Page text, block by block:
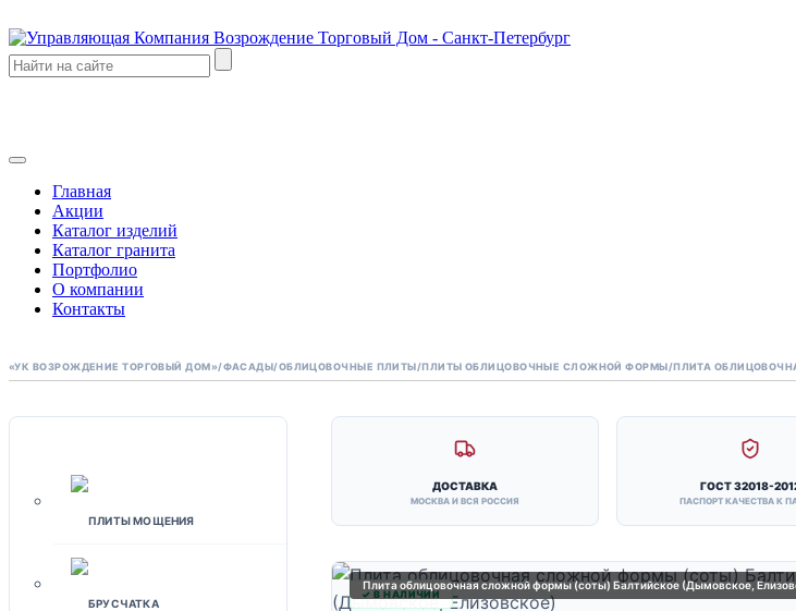
Главная
Акции
Каталог изделий
Каталог гранита
Портфолио
О компании
Контакты
«УК ВОЗРОЖДЕНИЕ ТОРГОВЫЙ ДОМ»/ФАСАДЫ/ОБЛИЦОВОЧНЫЕ ПЛИТЫ/ПЛИТЫ ОБЛИЦОВОЧНЫЕ СЛОЖНОЙ ФОРМЫ/ПЛИТА
ПЛИТЫ МОЩЕНИЯ
БРУСЧАТКА
ДОСТАВКА
МОСКВА И ВСЯ РОССИЯ
ГОСТ 32018-
ПАСПОРТ КАЧЕСТВА К
✓ В НАЛИЧИИ
Плита облицовочная сложной формы (соты) Балтийское (Дымовское,